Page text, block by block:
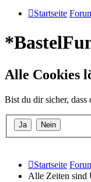
Startseite
Alle Cookies
Bist du dir sicher, dass
Startseite
Alle Zeiten sind